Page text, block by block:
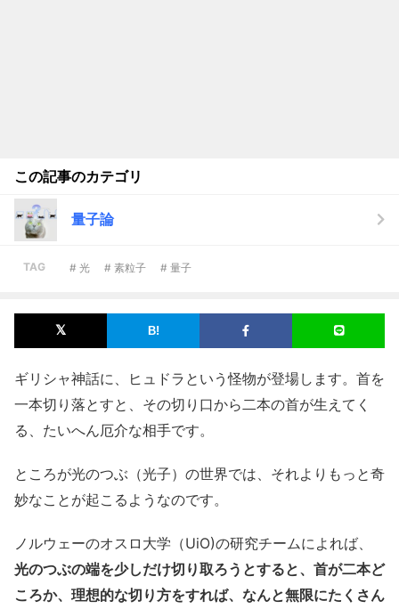
この記事のカテゴリ
量子論
TAG # 光 # 素粒子 # 量子
ギリシャ神話に、ヒュドラという怪物が登場します。首を
一本切り落とすと、その切り口から二本の首が生えてく
る、たいへん厄介な相手です。
ところが光のつぶ（光子）の世界では、それよりもっと奇
妙なことが起こるようなのです。
ノルウェーのオスロ大学（UiO)の研究チームによれば、
光のつぶの端を少しだけ切り取ろうとすると、首が二本ど
ころか、理想的な切り方をすれば、なんと無限にたくさん